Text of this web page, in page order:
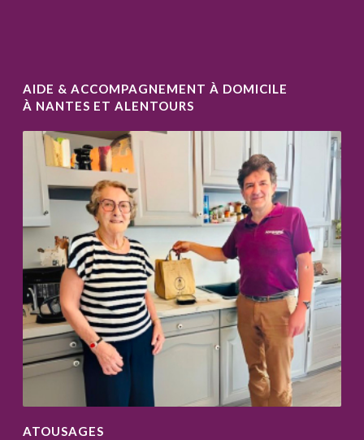
AIDE & ACCOMPAGNEMENT À DOMICILE
À NANTES ET ALENTOURS
ATOUSAGES